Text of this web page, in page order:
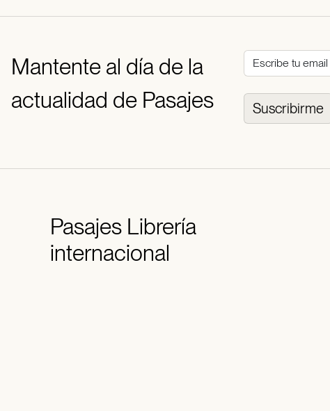
Mantente al día de la
actualidad de Pasajes
Suscribirme
PasajesLibrería
internacional